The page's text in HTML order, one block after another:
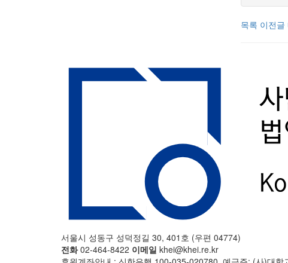
목록 이전글
서울시 성동구 성덕정길 30, 401호 (우편 04774)
전화02-464-8422 이메일 khei@khei.re.kr